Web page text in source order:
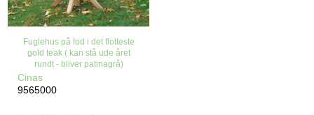
Fuglehus på fod i det flotteste
gold teak ( kan stå ude året
rundt - bliver patinagrå)
Cinas
9565000